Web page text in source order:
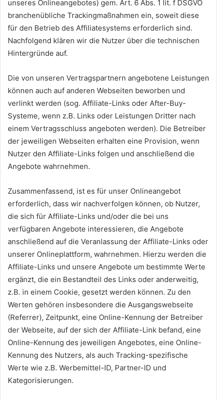
unseres Onlineangebotes) gem. Art. 6 Abs. 1 lit. f DSGVO
branchenübliche Trackingmaßnahmen ein, soweit diese
für den Betrieb des Affiliatesystems erforderlich sind.
Nachfolgend klären wir die Nutzer über die technischen
Hintergründe auf.
Die von unseren Vertragspartnern angebotene Leistungen
können auch auf anderen Webseiten beworben und
verlinkt werden (sog. Affiliate-Links oder After-Buy-
Systeme, wenn z.B. Links oder Leistungen Dritter nach
einem Vertragsschluss angeboten werden). Die Betreiber
der jeweiligen Webseiten erhalten eine Provision, wenn
Nutzer den Affiliate-Links folgen und anschließend die
Angebote wahrnehmen.
Zusammenfassend, ist es für unser Onlineangebot
erforderlich, dass wir nachverfolgen können, ob Nutzer,
die sich für Affiliate-Links und/oder die bei uns
verfügbaren Angebote interessieren, die Angebote
anschließend auf die Veranlassung der Affiliate-Links oder
unserer Onlineplattform, wahrnehmen. Hierzu werden die
Affiliate-Links und unsere Angebote um bestimmte Werte
ergänzt, die ein Bestandteil des Links oder anderweitig,
z.B. in einem Cookie, gesetzt werden können. Zu den
Werten gehören insbesondere die Ausgangswebseite
(Referrer), Zeitpunkt, eine Online-Kennung der Betreiber
der Webseite, auf der sich der Affiliate-Link befand, eine
Online-Kennung des jeweiligen Angebotes, eine Online-
Kennung des Nutzers, als auch Tracking-spezifische
Werte wie z.B. Werbemittel-ID, Partner-ID und
Kategorisierungen.